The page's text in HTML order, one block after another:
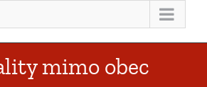
mimo obec